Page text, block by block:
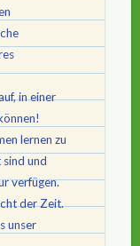
in einer
lernen zu
und
verfügen.
der Zeit.
unser